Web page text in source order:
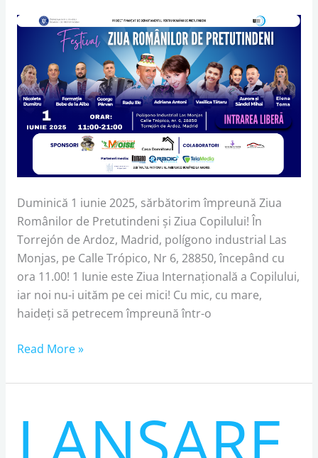
Duminică 1 iunie 2025, sărbătorim împreună Ziua
Românilor de Pretutindeni și Ziua Copilului! În
Torrejón de Ardoz, Madrid, polígono industrial Las
Monjas, pe Calle Trópico, Nr 6, 28850, începând cu
ora 11.00! 1 Iunie este Ziua Internațională a Copilului,
iar noi nu-i uităm pe cei mici! Cu mic, cu mare,
haideți să petrecem împreună într-o
Read More »
„PROMOVAREA